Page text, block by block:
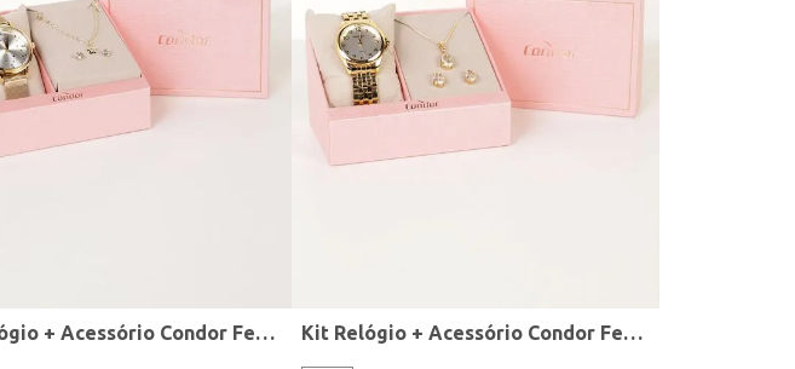
Kit Relógio + Acessório Condor Feminino DOURADO Kit Relógio + Acessório Condor Feminino DOURADO